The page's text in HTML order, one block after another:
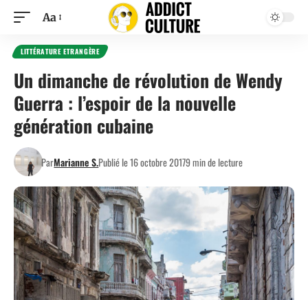
Aa
LITTÉRATURE ETRANGÈRE
Un dimanche de révolution de Wendy
Guerra : l’espoir de la nouvelle
génération cubaine
ParMarianne S.Publié le 16 octobre 20179 min de lecture